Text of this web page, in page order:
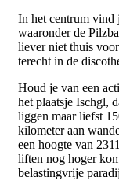
In het centrum vind
waaronder de
liever niet thuis
terecht in de
Houd je van een
het plaatsje Ischgl,
liggen maar liefst
kilometer aan
een hoogte van
liften nog hoger
belastingvrije